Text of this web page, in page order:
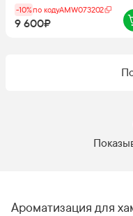
-10%по кодуAMW073202
9 600₽
Ароматизация для